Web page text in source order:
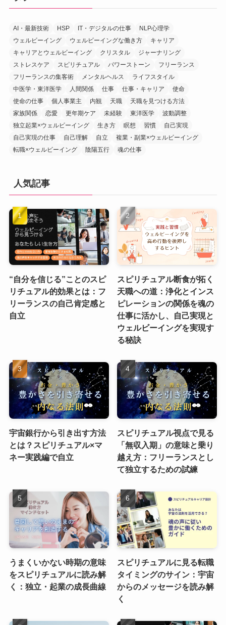
AI・最新技術 HSP IT・デジタルの仕事
NLP心理学
ウェルビーイング
ウェルビーイングな働き方
キャリア
キャリアとウェルビーイング
クリスタル
ジャーナリング
ストレスケア
スピリチュアル パワーストーン
フリーランス
フリーランスの集客術
メンタルヘルス
ライフスタイル
中医学・東洋医学
人間関係 仕事 仕事・キャリア
使命
使命の仕事
個人事業主 内観 天職
天職を見つける方法
家族関係
恋愛 更年期ケア 未経験 東洋医学
波動調整
独立起業×ウェルビーイング
生き方 瞑想 習慣
自己実現
自己実現の仕事
自己理解 自立
複業・副業×ウェルビーイング
転職×ウェルビーイング
陰陽五行 魂の仕事
人気記事
“自分を信じる”ことのスピ
リチュアル的効果とは：フ
リーランスの自己肯定感と
自立
スピリチュアル断食が拓く
天職への道：浄化とインス
ピレーションの関係を魂の
仕事に活かし、自己実現と
ウェルビーイングを実現す
る秘訣
宇宙銀行から引き出す方法
とは？スピリチュアル×マ
ネー実践編で自立
スピリチュアル視点で見る
「無収入期」の意味と乗り
越え方：フリーランスとし
て独立するための試練
うまくいかない時期の意味
をスピリチュアルに読み解
く：独立・起業の成長曲線
スピリチュアルに見る転職
タイミングのサイン：宇宙
からのメッセージを読み解
く